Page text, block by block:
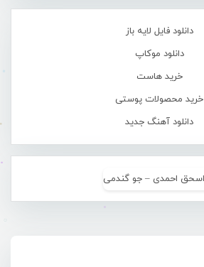
دانلود فایل لایه باز
دانلود موکاپ
خرید هاست
خرید محصولات پوستی
دانلود آهنگ جدید